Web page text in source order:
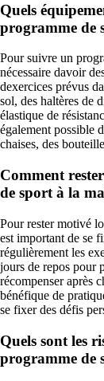
Quels
programme de
Pour suivre un
nécessaire davoir
dexercices prévus
sol, des haltères de
élastique de
également possible
chaises, des
Comment
de sport à la
Pour rester motivé
est important de se
régulièrement les
jours de repos pour
récompenser après
bénéfique de
se fixer des défis
Quels sont les
programme de